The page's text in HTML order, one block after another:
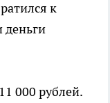
к
деньги
000 рублей.